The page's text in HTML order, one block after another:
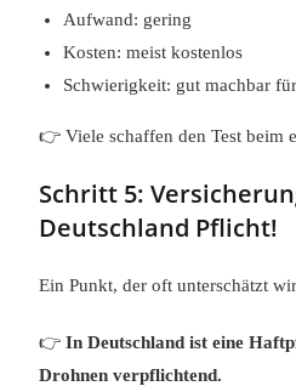
Aufwand: gering
Kosten: meist kostenlos
Schwierigkeit: gut machbar
👉 Viele schaffen den Test beim
Schritt 5:
Deutschland Pflicht!
Ein Punkt, der oft unterschätzt
👉In Deutschland ist eine
Drohnen verpflichtend.